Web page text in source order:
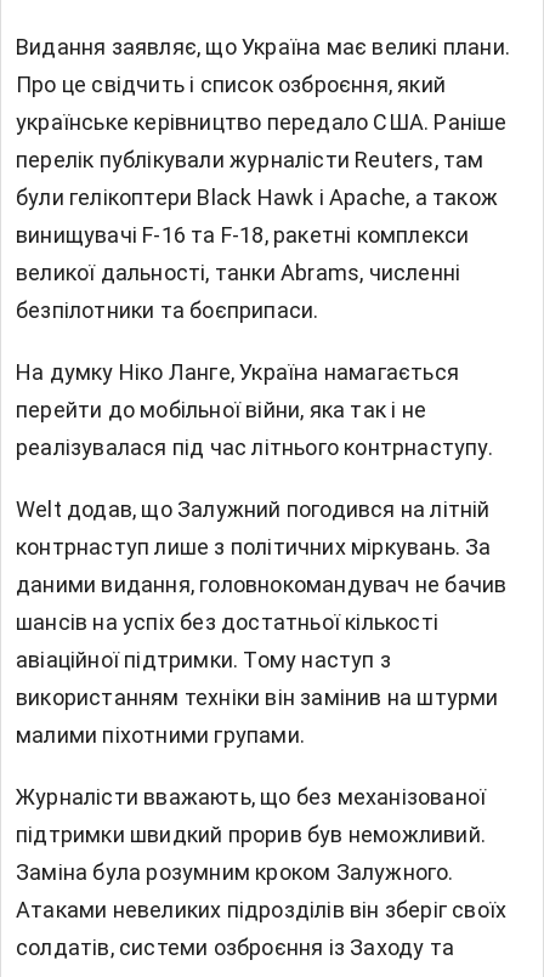
Видання заявляє, що Україна має великі плани.
Про це свідчить і список озброєння, який
українське керівництво передало США. Раніше
перелік публікували журналісти Reuters, там
були гелікоптери Black Hawk і Apache, а також
винищувачі F-16 та F-18, ракетні комплекси
великої дальності, танки Abrams, численні
безпілотники та боєприпаси.
На думку Ніко Ланге, Україна намагається
перейти до мобільної війни, яка так і не
реалізувалася під час літнього контрнаступу.
Welt додав, що Залужний погодився на літній
контрнаступ лише з політичних міркувань. За
даними видання, головнокомандувач не бачив
шансів на успіх без достатньої кількості
авіаційної підтримки. Тому наступ з
використанням техніки він замінив на штурми
малими піхотними групами.
Журналісти вважають, що без механізованої
підтримки швидкий прорив був неможливий.
Заміна була розумним кроком Залужного.
Атаками невеликих підрозділів він зберіг своїх
солдатів, системи озброєння із Заходу та